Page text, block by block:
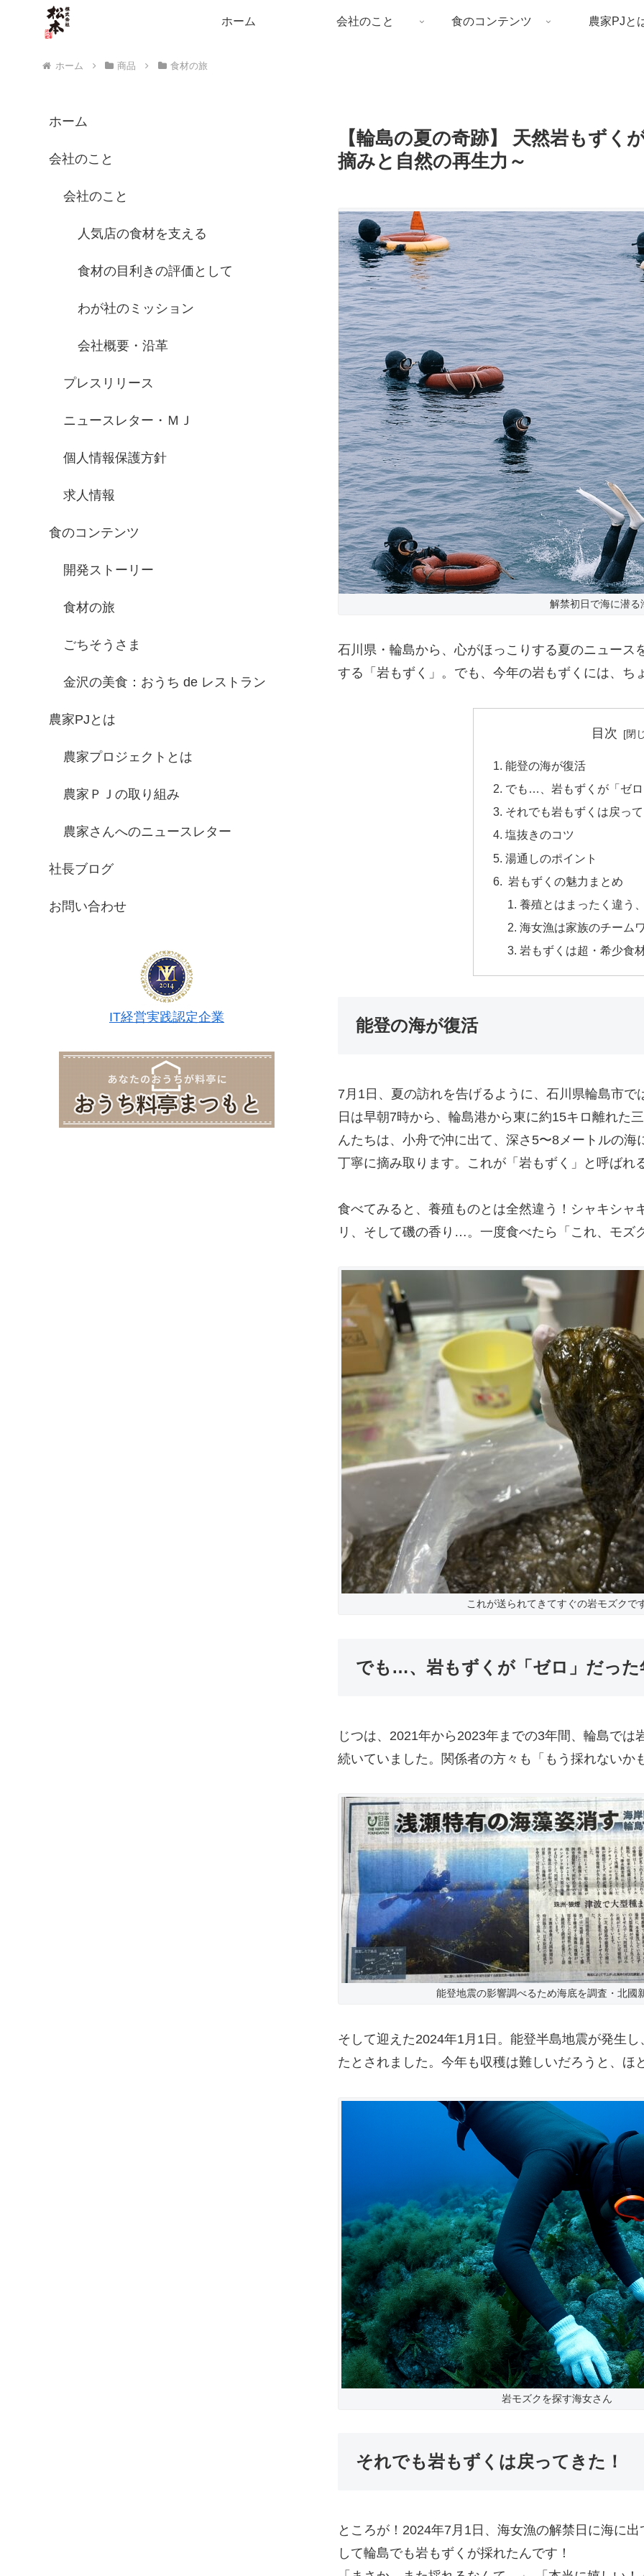
ホーム 会社のこと 食のコンテンツ 農家PJと
ホーム 商品 食材の旅
【輪島の夏の奇跡】 天然岩もずく
摘みと自然の再生力～
解禁初日で海に潜る
石川県・輪島から、心がほっこりする夏のニュー
する「岩もずく」。でも、今年の岩もずくには、ち
目次
能登の海が復活
でも…、岩もずくが「ゼ
それでも岩もずくは戻っ
塩抜きのコツ
湯通しのポイント
岩もずくの魅力まとめ
養殖とはまったく違う
海女漁は家族のチーム
岩もずくは超・希少食
能登の海が復活
7月1日、夏の訪れを告げるように、石川県輪島市
日は早朝7時から、輪島港から東に約15キロ離れた
んたちは、小舟で沖に出て、深さ5〜8メートルの
丁寧に摘み取ります。これが「岩もずく」と呼ばれ
食べてみると、養殖ものとは全然違う！シャキシ
リ、そして磯の香り…。一度食べたら「これ、モズ
これが送られてきてすぐの岩モズクで
でも…、岩もずくが「ゼロ」だっ
じつは、2021年から2023年までの3年間、輪島で
続いていました。関係者の方々も「もう採れない
能登地震の影響調べるため海底を調査・北國
そして迎えた2024年1月1日。能登半島地震が発生
たとされました。今年も収穫は難しいだろうと、ほ
岩モズクを探す海女さん
それでも岩もずくは戻ってきた！
ところが！2024年7月1日、海女漁の解禁日に海に
して輪島でも岩もずくが採れたんです！
ホーム
会社のこと
会社のこと
人気店の食材を支える
食材の目利きの評価として
わが社のミッション
会社概要・沿革
プレスリリース
ニュースレター・ＭＪ
個人情報保護方針
求人情報
食のコンテンツ
開発ストーリー
食材の旅
ごちそうさま
金沢の美食：おうち de レストラン
農家PJとは
農家プロジェクトとは
農家ＰＪの取り組み
農家さんへのニュースレター
社長ブログ
お問い合わせ
IT経営実践認定企業